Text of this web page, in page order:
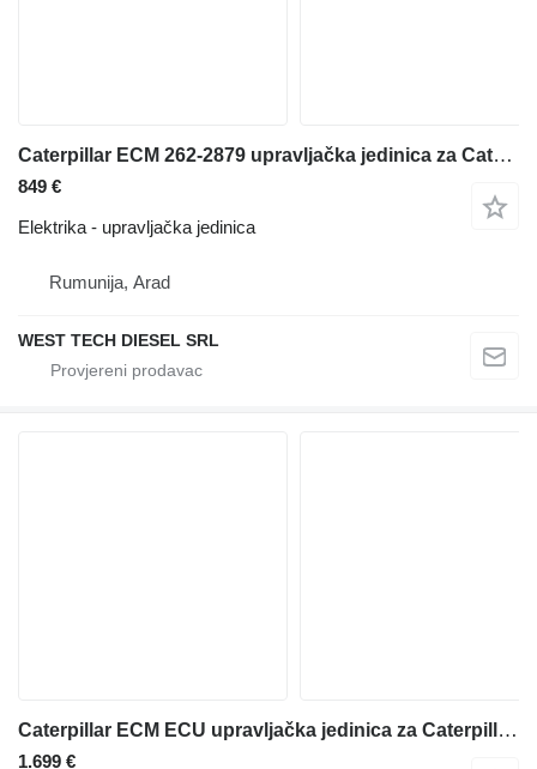
Caterpillar ECM 262-2879 upravljačka jedinica za Caterpillar 336 D2 bagera
849 €
Elektrika - upravljačka jedinica
Rumunija, Arad
WEST TECH DIESEL SRL
Caterpillar ECM ECU upravljačka jedinica za Caterpillar E320 / E323 / E325 / E326 / E330 / E336 / E340 / 950M / 962M bagera
1.699 €